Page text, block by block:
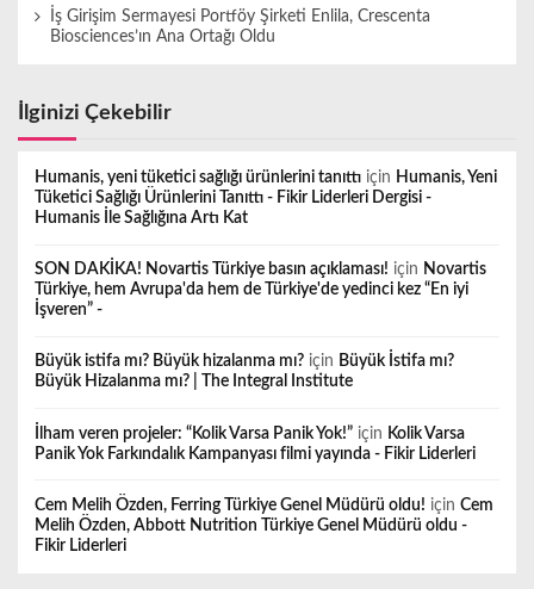
İş Girişim Sermayesi Portföy Şirketi Enlila, Crescenta
Biosciences’ın Ana Ortağı Oldu
İlginizi Çekebilir
Humanis, yeni tüketici sağlığı ürünlerini tanıttı için Humanis, Yeni
Tüketici Sağlığı Ürünlerini Tanıttı - Fikir Liderleri Dergisi -
Humanis İle Sağlığına Artı Kat
SON DAKİKA! Novartis Türkiye basın açıklaması! için Novartis
Türkiye, hem Avrupa'da hem de Türkiye'de yedinci kez “En iyi
İşveren” -
Büyük istifa mı? Büyük hizalanma mı? için Büyük İstifa mı?
Büyük Hizalanma mı? | The Integral Institute
İlham veren projeler: “Kolik Varsa Panik Yok!” için Kolik Varsa
Panik Yok Farkındalık Kampanyası filmi yayında - Fikir Liderleri
Cem Melih Özden, Ferring Türkiye Genel Müdürü oldu! için Cem
Melih Özden, Abbott Nutrition Türkiye Genel Müdürü oldu -
Fikir Liderleri